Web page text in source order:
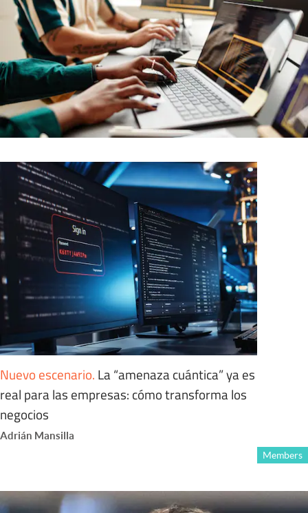
Nuevo escenario. La “amenaza cuántica” ya es
real para las empresas: cómo transforma los
negocios
Adrián Mansilla
Members